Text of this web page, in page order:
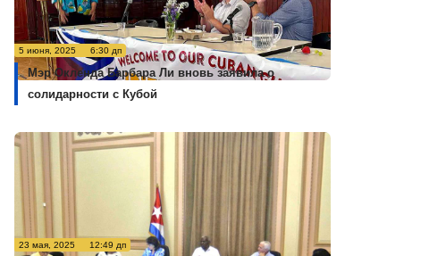
5 июня, 2025 6:30 дп
Мэр Окленда Барбара Ли вновь заявила о
солидарности с Кубой
23 мая, 2025 12:49 дп